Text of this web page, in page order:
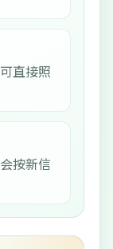
直接照
按新信